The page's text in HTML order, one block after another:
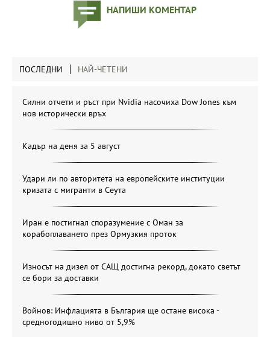
НАПИШИ КОМЕНТАР
ПОСЛЕДНИ НАЙ-ЧЕТЕНИ
Силни отчети и ръст при Nvidia насочиха Dow Jones към
нов исторически връх
Кадър на деня за 5 август
Удари ли по авторитета на европейските институции
кризата с мигранти в Сеута
Иран е постигнал споразумение с Оман за
корабоплаването през Ормузкия проток
Износът на дизел от САЩ достигна рекорд, докато светът
се бори за доставки
Войнов: Инфлацията в България ще остане висока -
средногодишно ниво от 5,9%